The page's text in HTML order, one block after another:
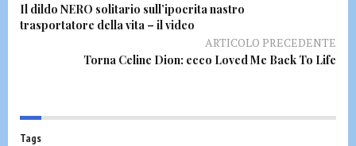
Il dildo NERO solitario sull’ipocrita nastro
trasportatore della vita – il video
ARTICOLO PRECEDENTE
Torna Celine Dion: ecco Loved Me Back To Life
Tags